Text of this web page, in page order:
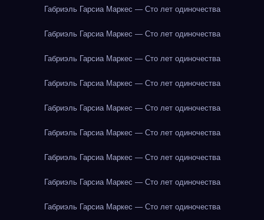
Габриэль Гарсиа Маркес — Сто лет одиночества
Габриэль Гарсиа Маркес — Сто лет одиночества
Габриэль Гарсиа Маркес — Сто лет одиночества
Габриэль Гарсиа Маркес — Сто лет одиночества
Габриэль Гарсиа Маркес — Сто лет одиночества
Габриэль Гарсиа Маркес — Сто лет одиночества
Габриэль Гарсиа Маркес — Сто лет одиночества
Габриэль Гарсиа Маркес — Сто лет одиночества
Габриэль Гарсиа Маркес — Сто лет одиночества